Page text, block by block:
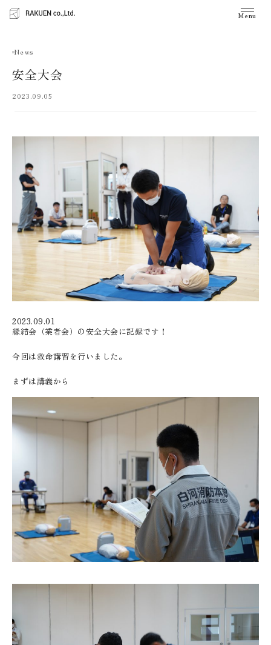
Menu
News
安全大会
2023.09.05
2023.09.01
縁結会（業者会）の安全大会に記録です！
今回は救命講習を行いました。
まずは講義から